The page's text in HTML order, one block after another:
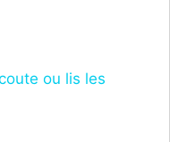
ou lis les